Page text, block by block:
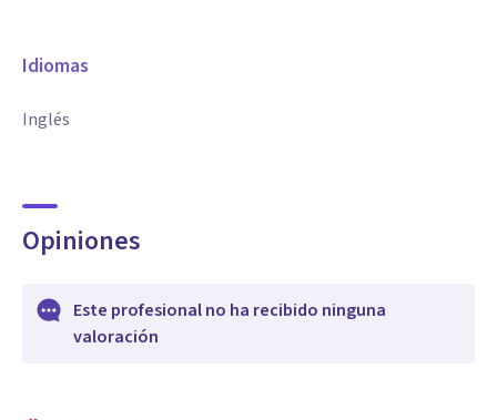
Idiomas
Inglés
Opiniones
Este profesional no ha recibido ninguna
valoración